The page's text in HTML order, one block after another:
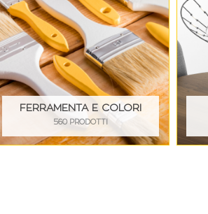
FERRAMENTA E COLORI
560 PRODOTTI